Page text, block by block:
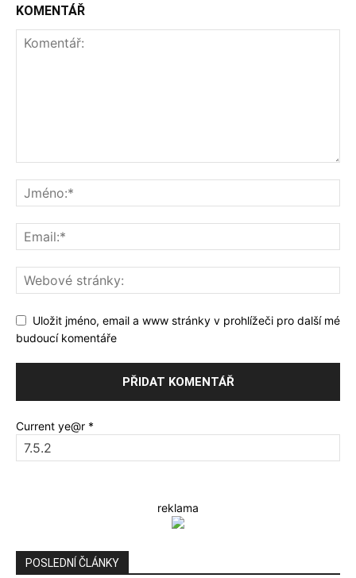
KOMENTÁŘ
Uložit jméno, email a www stránky v prohlížeči pro další mé
budoucí komentáře
Current ye@r *
reklama
POSLEDNÍ ČLÁNKY